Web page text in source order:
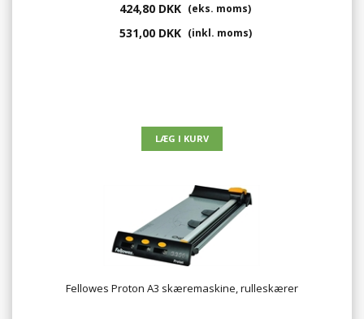
424,80 DKK (eks. moms)
531,00 DKK (inkl. moms)
Fellowes Proton A3 skæremaskine, rulleskærer